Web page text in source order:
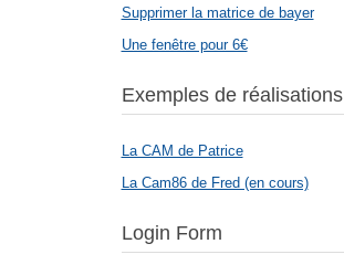
Supprimer la matrice de bayer
Une fenêtre pour 6€
Exemples de réalisations
La CAM de Patrice
La Cam86 de Fred (en cours)
Login Form